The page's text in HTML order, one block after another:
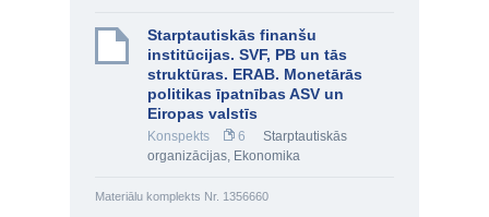
Starptautiskās finanšu
institūcijas. SVF, PB un tās
struktūras. ERAB. Monetārās
politikas īpatnības ASV un
Eiropas valstīs
Konspekts 6
Starptautiskās
organizācijas, Ekonomika
Materiālu komplekts Nr. 1356660